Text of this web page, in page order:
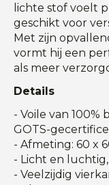
lichte stof voelt
geschikt voor
Met zijn
vormt hij een
als meer
Details
- Voile van 100%
GOTS-
- Afmeting: 60 x
- Licht en luchtig,
- Veelzijdig